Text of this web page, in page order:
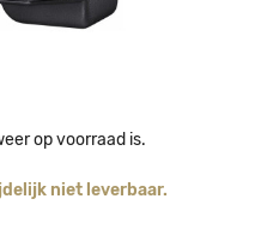
op voorraad is.
niet leverbaar.